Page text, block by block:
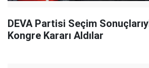
DEVA Partisi Seçim
Kongre Kararı Aldılar